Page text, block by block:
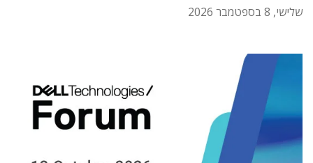
שלישי, 8 בספטמבר 2026